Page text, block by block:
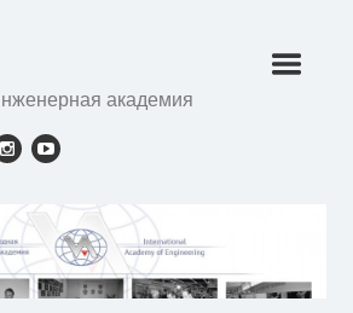
академия